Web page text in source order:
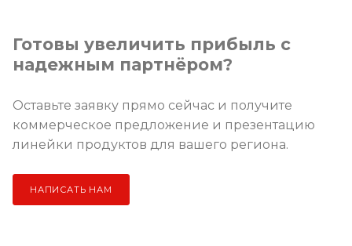
Готовы увеличить прибыль с
надежным партнёром?
Оставьте заявку прямо сейчас и получите
коммерческое предложение и презентацию
линейки продуктов для вашего региона.
НАПИСАТЬ НАМ